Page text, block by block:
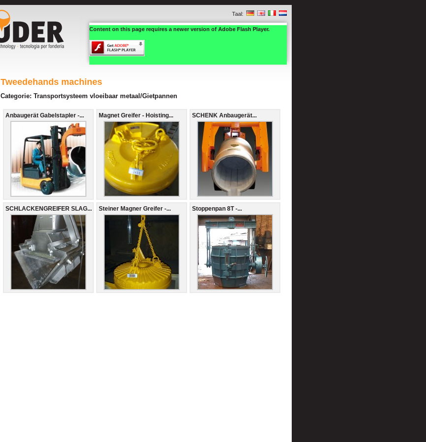
Taal:
Content on this page requires a newer version of Adobe Flash Player.
Tweedehands machines
Categorie: Transportsysteem vloeibaar metaal/Gietpannen
Anbaugerät Gabelstapler -... Magnet Greifer - Hoisting... SCHENK Anbaugerät...
SCHLACKENGREIFER SLAG... Steiner Magner Greifer -... Stoppenpan 8T -...